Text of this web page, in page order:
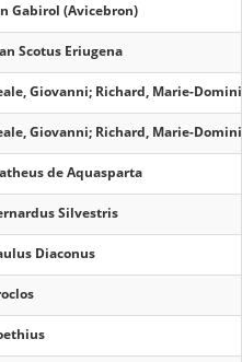
Gabirol (Avicebron)
Scotus Eriugena
Giovanni; Richard, Marie-
Giovanni; Richard, Marie-
de Aquasparta
Silvestris
Diaconus